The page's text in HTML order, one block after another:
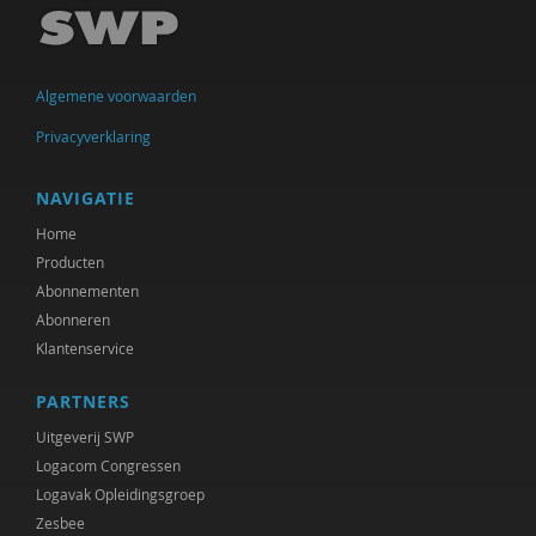
Frederique Demeijer
Allard den Dulk
Hanke Drop
Koen Duivenvoorde
Vincent Feith
Marjorieke Glaudemans
Kees Greven
Femke Kaulingfreks
Lonneke Knegtel
Rinske Koehorst
Algemene voorwaarden
Privacyverklaring
NAVIGATIE
Home
Producten
Abonnementen
Abonneren
Klantenservice
PARTNERS
Uitgeverij SWP
Logacom Congressen
Logavak Opleidingsgroep
Zesbee